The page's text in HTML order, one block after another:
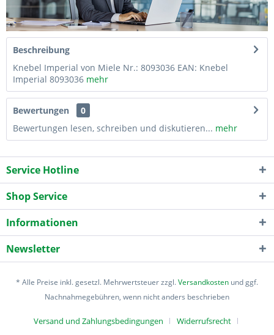
Beschreibung
Knebel Imperial von Miele Nr.: 8093036 EAN: Knebel
Imperial 8093036 mehr
Bewertungen
0
Bewertungen lesen, schreiben und diskutieren... mehr
Service Hotline
Shop Service
Informationen
Newsletter
* Alle Preise inkl. gesetzl. Mehrwertsteuer zzgl.Versandkosten und ggf.
Nachnahmegebühren, wenn nicht anders beschrieben
Versand und Zahlungsbedingungen Widerrufsrecht